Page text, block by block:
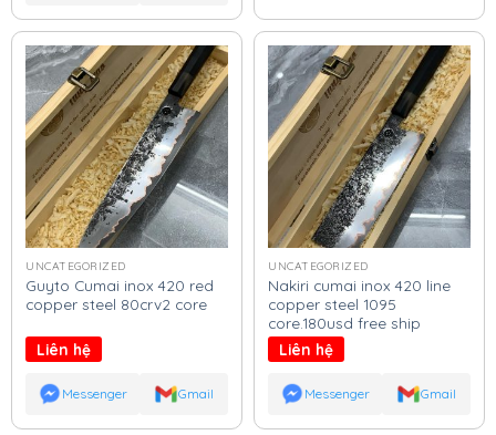
UNCATEGORIZED
Guyto Cumai inox 420 red
copper steel 80crv2 core
Liên hệ
Messenger Gmail
UNCATEGORIZED
Nakiri cumai inox 420 line
copper steel 1095
core.180usd free ship
Liên hệ
Messenger Gmail